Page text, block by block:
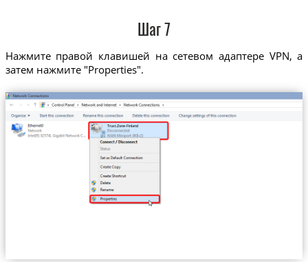
Шаг 7
Нажмите правой клавишей на сетевом адаптере VPN, а
затем нажмите "Properties".
Trust.Zone-Finland